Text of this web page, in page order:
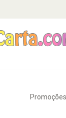
Promoções